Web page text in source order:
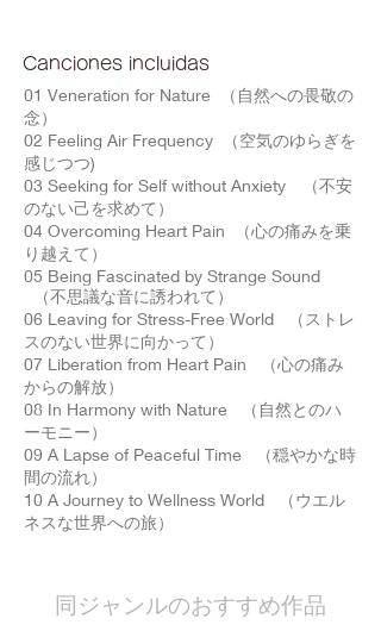
Canciones incluidas
01 Veneration for Nature （自然への畏敬の
念）
02 Feeling Air Frequency （空気のゆらぎを
感じつつ)
03 Seeking for Self without Anxiety （不安
のない己を求めて）
04 Overcoming Heart Pain （心の痛みを乗
り越えて）
05 Being Fascinated by Strange Sound
（不思議な音に誘われて）
06 Leaving for Stress-Free World （ストレ
スのない世界に向かって）
07 Liberation from Heart Pain （心の痛み
からの解放）
08 In Harmony with Nature （自然とのハ
ーモニー）
09 A Lapse of Peaceful Time （穏やかな時
間の流れ）
10 A Journey to Wellness World （ウエル
ネスな世界への旅）
​同ジャンルのおすすめ作品